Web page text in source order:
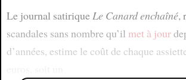
Le journal satiriqueLe Canard enchaîné,
scandales sans nombre qu’il met à jour
d’années, estime le coût de chaque